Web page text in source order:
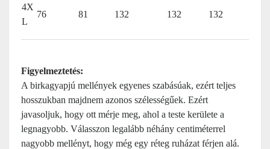
4X
L
76 81 132 132 132
Figyelmeztetés:
A birkagyapjú mellények egyenes szabásúak, ezért teljes
hosszukban majdnem azonos szélességűek. Ezért
javasoljuk, hogy ott mérje meg, ahol a teste kerülete a
legnagyobb. Válasszon legalább néhány centiméterrel
nagyobb mellényt, hogy még egy réteg ruházat férjen alá.